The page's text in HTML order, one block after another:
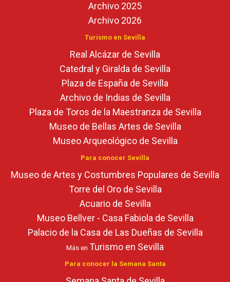
Archivo 2025
Archivo 2026
Turismo en Sevilla
Real Alcázar de Sevilla
Catedral y Giralda de Sevilla
Plaza de España de Sevilla
Archivo de Indias de Sevilla
Plaza de Toros de la Maestranza de Sevilla
Museo de Bellas Artes de Sevilla
Museo Arqueológico de Sevilla
Para conocer Sevilla
Museo de Artes y Costumbres Populares de Sevilla
Torre del Oro de Sevilla
Acuario de Sevilla
Museo Bellver - Casa Fabiola de Sevilla
Palacio de la Casa de Las Dueñas de Sevilla
Más en Turismo en Sevilla
Para conocer la Semana Santa